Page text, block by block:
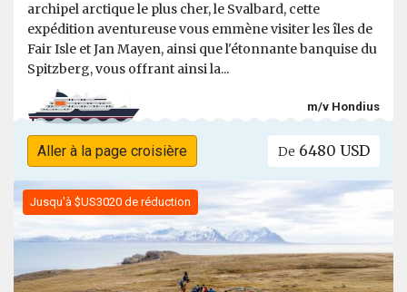
archipel arctique le plus cher, le Svalbard, cette
expédition aventureuse vous emmène visiter les îles de
Fair Isle et Jan Mayen, ainsi que l'étonnante banquise du
Spitzberg, vous offrant ainsi la...
m/v Hondius
Aller à la page croisière De 6480 USD
Jusqu'à $US3020 de réduction